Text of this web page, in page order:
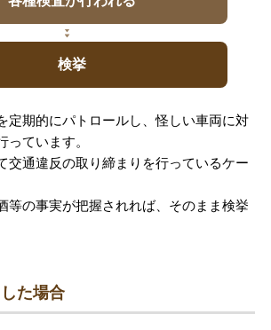
検挙
定期的にパトロールし、怪しい車両に対
っています。
交通違反の取り締まりを行っているケー
等の事実が把握されれば、そのまま検挙
た場合